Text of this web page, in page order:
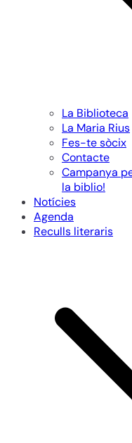
La Biblioteca
La Maria Rius
Fes-te sòcix
Contacte
Campanya
la biblio!
Notícies
Agenda
Reculls literaris